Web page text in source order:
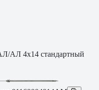
АЛ 4х14 стандартный